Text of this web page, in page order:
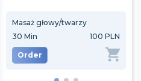
Masaż głowy/twarzy
30 Min 100 PLN
Order